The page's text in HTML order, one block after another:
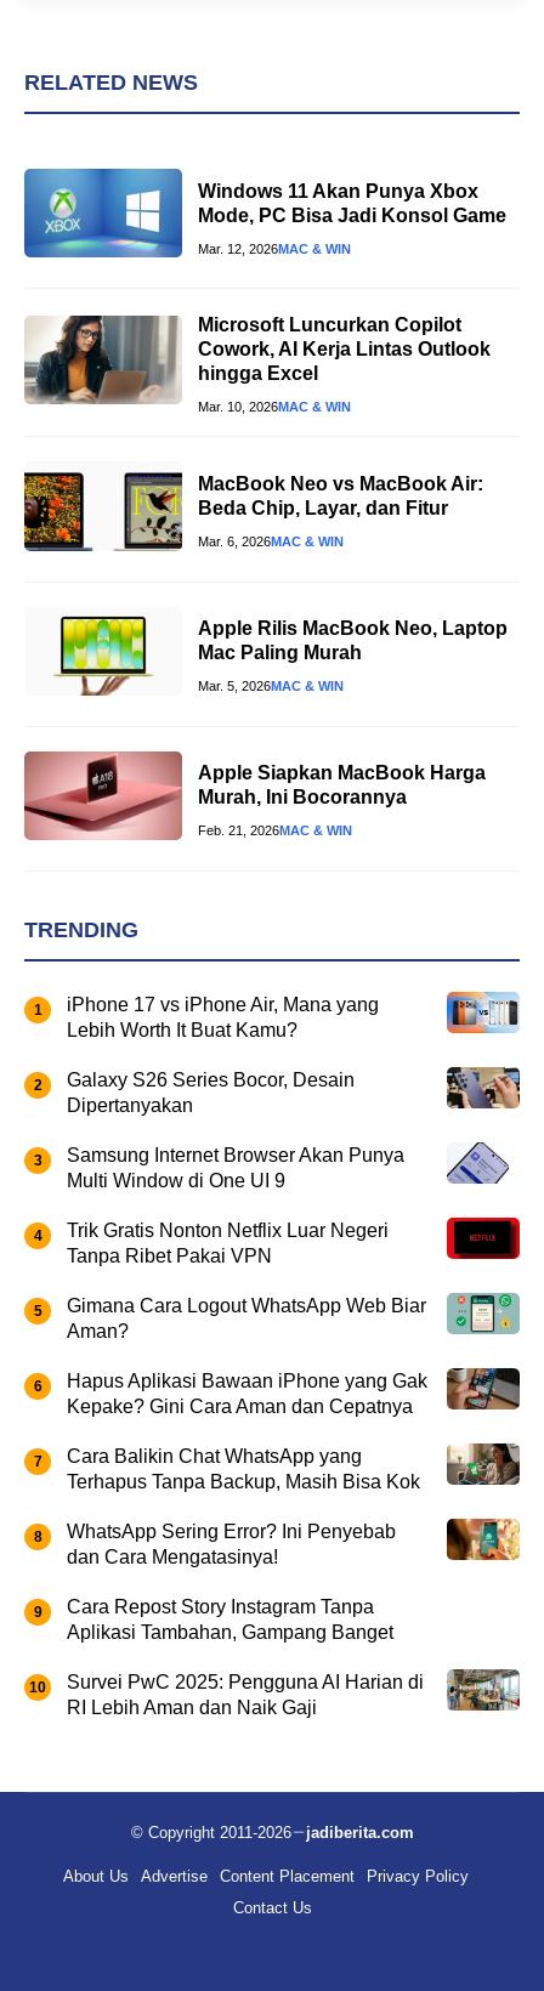
RELATED NEWS
Windows 11 Akan Punya Xbox
Mode, PC Bisa Jadi Konsol Game
Mar. 12, 2026MAC & WIN
Microsoft Luncurkan Copilot
Cowork, AI Kerja Lintas Outlook
hingga Excel
Mar. 10, 2026MAC & WIN
MacBook Neo vs MacBook Air:
Beda Chip, Layar, dan Fitur
Mar. 6, 2026MAC & WIN
Apple Rilis MacBook Neo, Laptop
Mac Paling Murah
Mar. 5, 2026MAC & WIN
Apple Siapkan MacBook Harga
Murah, Ini Bocorannya
Feb. 21, 2026MAC & WIN
TRENDING
iPhone 17 vs iPhone Air, Mana yang
Lebih Worth It Buat Kamu?
Galaxy S26 Series Bocor, Desain
Dipertanyakan
Samsung Internet Browser Akan Punya
Multi Window di One UI 9
Trik Gratis Nonton Netflix Luar Negeri
Tanpa Ribet Pakai VPN
Gimana Cara Logout WhatsApp Web Biar
Aman?
Hapus Aplikasi Bawaan iPhone yang Gak
Kepake? Gini Cara Aman dan Cepatnya
Cara Balikin Chat WhatsApp yang
Terhapus Tanpa Backup, Masih Bisa Kok
WhatsApp Sering Error? Ini Penyebab
dan Cara Mengatasinya!
Cara Repost Story Instagram Tanpa
Aplikasi Tambahan, Gampang Banget
Survei PwC 2025: Pengguna AI Harian di
RI Lebih Aman dan Naik Gaji
© Copyright 2011-2026 jadiberita.com
About Us Advertise Content Placement
Privacy Policy
Contact Us